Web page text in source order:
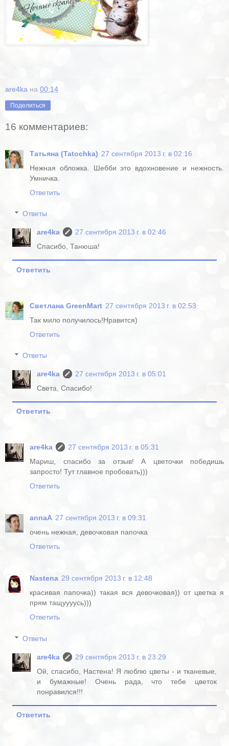
are4ka на 00:14
Поделиться
16 комментариев:
Татьяна (Tatochka) 27 сентября 2013 г. в 02:16
Нежная обложка. Шебби это вдохновение и нежность.
Умничка.
Ответить
Ответы
are4ka
27 сентября 2013 г. в 02:46
Спасибо, Танюша!
Ответить
Светлана GreenMart 27 сентября 2013 г. в 02:53
Так мило получилось!Нравится)
Ответить
Ответы
are4ka
27 сентября 2013 г. в 05:01
Света, Спасибо!
Ответить
are4ka
27 сентября 2013 г. в 05:31
Мариш, спасибо за отзыв! А цветочки победишь
запросто! Тут главное пробовать)))
Ответить
annaA 27 сентября 2013 г. в 09:31
очень нежная, девочковая папочка
Ответить
Nastena 29 сентября 2013 г. в 12:48
красивая папочка)) такая вся девочковая)) от цветка я
прям тащуууусь)))
Ответить
Ответы
are4ka
29 сентября 2013 г. в 23:29
Ой, спасибо, Настена! Я люблю цветы - и тканевые,
и бумажные! Очень рада, что тебе цветок
понравился!!!
Ответить